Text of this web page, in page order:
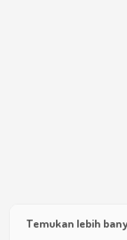
Temukan lebih